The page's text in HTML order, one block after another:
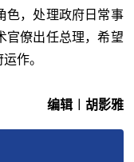
色，处理政府日常事
官僚出任总理，希望
作。
编辑︱胡影雅